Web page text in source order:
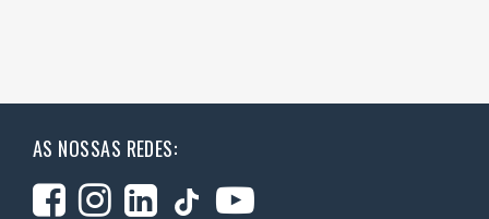
AS NOSSAS REDES: